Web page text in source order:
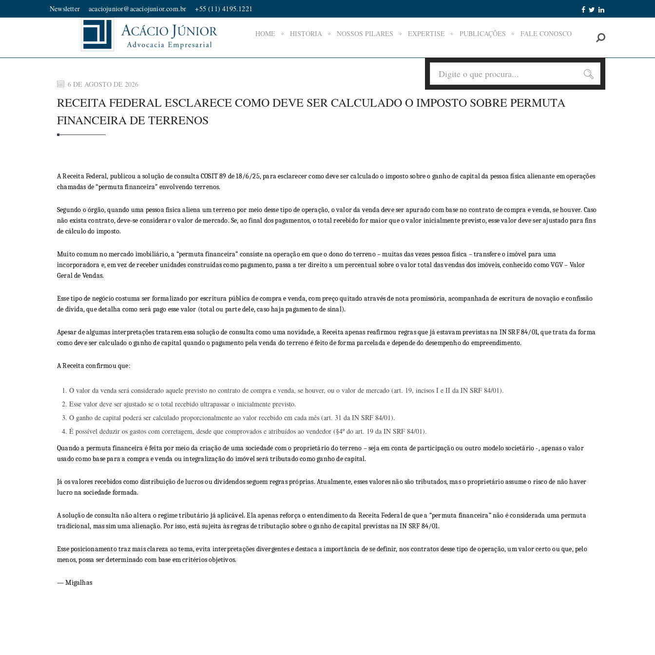
Newsletter acaciojunior@acaciojunior.com.br +55 (11) 4195.1221
HOME HISTÓRIA NOSSOS PILARES EXPERTISE PUBLICAÇÕES FALE CONOSCO
6 DE AGOSTO DE 2026
RECEITA FEDERAL ESCLARECE COMO DEVE SER CALCULADO O IMPOSTO SOBRE PERMUTA
FINANCEIRA DE TERRENOS
A Receita Federal, publicou a solução de consulta COSIT 89 de 18/6/25, para esclarecer como deve ser calculado o imposto sobre o ganho de capital da pessoa física alienante em operações
chamadas de “permuta financeira” envolvendo terrenos.
Segundo o órgão, quando uma pessoa física aliena um terreno por meio desse tipo de operação, o valor da venda deve ser apurado com base no contrato de compra e venda, se houver. Caso
não exista contrato, deve-se considerar o valor de mercado. Se, ao final dos pagamentos, o total recebido for maior que o valor inicialmente previsto, esse valor deve ser ajustado para fins
de cálculo do imposto.
Muito comum no mercado imobiliário, a “permuta financeira” consiste na operação em que o dono do terreno – muitas das vezes pessoa física – transfere o imóvel para uma
incorporadora e, em vez de receber unidades construídas como pagamento, passa a ter direito a um percentual sobre o valor total das vendas dos imóveis, conhecido como VGV – Valor
Geral de Vendas.
Esse tipo de negócio costuma ser formalizado por escritura pública de compra e venda, com preço quitado através de nota promissória, acompanhada de escritura de novação e confissão
de dívida, que detalha como será pago esse valor (total ou parte dele, caso haja pagamento de sinal).
Apesar de algumas interpretações tratarem essa solução de consulta como uma novidade, a Receita apenas reafirmou regras que já estavam previstas na IN SRF 84/01, que trata da forma
como deve ser calculado o ganho de capital quando o pagamento pela venda do terreno é feito de forma parcelada e depende do desempenho do empreendimento.
A Receita confirmou que:
O valor da venda será considerado aquele previsto no contrato de compra e venda, se houver, ou o valor de mercado (art. 19, incisos I e II da IN SRF 84/01).
Esse valor deve ser ajustado se o total recebido ultrapassar o inicialmente previsto.
O ganho de capital poderá ser calculado proporcionalmente ao valor recebido em cada mês (art. 31 da IN SRF 84/01).
É possível deduzir os gastos com corretagem, desde que comprovados e atribuídos ao vendedor (§4º do art. 19 da IN SRF 84/01).
Quando a permuta financeira é feita por meio da criação de uma sociedade com o proprietário do terreno – seja em conta de participação ou outro modelo societário -, apenas o valor
usado como base para a compra e venda ou integralização do imóvel será tributado como ganho de capital.
Já os valores recebidos como distribuição de lucros ou dividendos seguem regras próprias. Atualmente, esses valores não são tributados, mas o proprietário assume o risco de não haver
lucro na sociedade formada.
A solução de consulta não altera o regime tributário já aplicável. Ela apenas reforça o entendimento da Receita Federal de que a “permuta financeira” não é considerada uma permuta
tradicional, mas sim uma alienação. Por isso, está sujeita às regras de tributação sobre o ganho de capital previstas na IN SRF 84/01.
Esse posicionamento traz mais clareza ao tema, evita interpretações divergentes e destaca a importância de se definir, nos contratos desse tipo de operação, um valor certo ou que, pelo
menos, possa ser determinado com base em critérios objetivos.
— Migalhas